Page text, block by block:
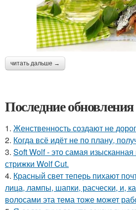
читать дальше →
Последние обновления
1. Женственность создают не
2. Когда всё идёт не по плану,
3. Soft Wolf - это самая изысканная
стрижки Wolf Cut.
4. Красный свет теперь пихают
лица, лампы, шапки, расчески, и,
волосами эта тема тоже может